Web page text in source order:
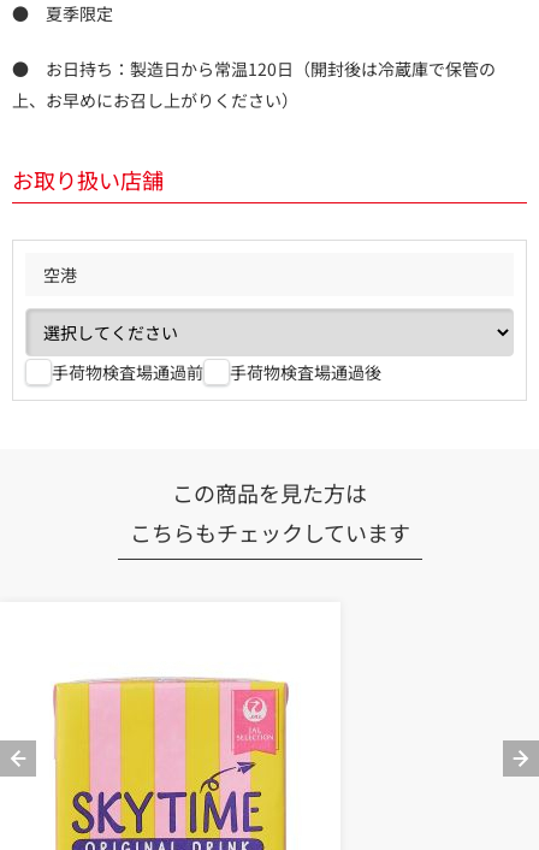
● 夏季限定
● お日持ち：製造日から常温120日（開封後は冷蔵庫で保管の
上、お早めにお召し上がりください）
お取り扱い店舗
空港
手荷物検査場通過前 手荷物検査場通過後
この商品を見た方は
こちらもチェックしています